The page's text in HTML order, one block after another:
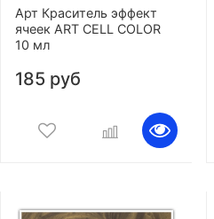
Арт Краситель эффект
ячеек ART CELL COLOR
10 мл
185 руб